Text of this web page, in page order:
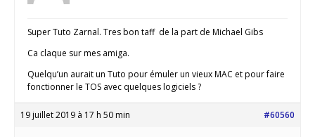
Super Tuto Zarnal. Tres bon taff de la part de Michael Gibs
Ca claque sur mes amiga.
Quelqu’un aurait un Tuto pour émuler un vieux MAC et pour faire
fonctionner le TOS avec quelques logiciels ?
19 juillet 2019 à 17 h 50 min #60560